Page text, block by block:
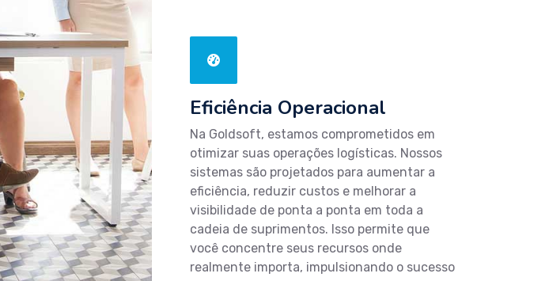
Eficiência Operacional
Na Goldsoft, estamos comprometidos em
otimizar suas operações logísticas. Nossos
sistemas são projetados para aumentar a
eficiência, reduzir custos e melhorar a
visibilidade de ponta a ponta em toda a
cadeia de suprimentos. Isso permite que
você concentre seus recursos onde
realmente importa, impulsionando o sucesso